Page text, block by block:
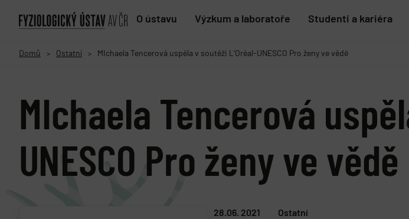
O ústavu Výzkum a laboratoře Studenti a kariéra
Domů > Ostatní > MIchaela Tencerová uspěla v soutěži L’Oréal-UNESCO Pro ženy ve vědě
MIchaela Tencerová
UNESCO Pro ženy ve vědě
28.06. 2021
Ostatní